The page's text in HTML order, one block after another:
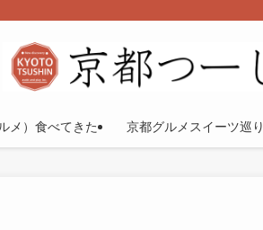
メ）食べてきた 京都グルメスイーツ巡り